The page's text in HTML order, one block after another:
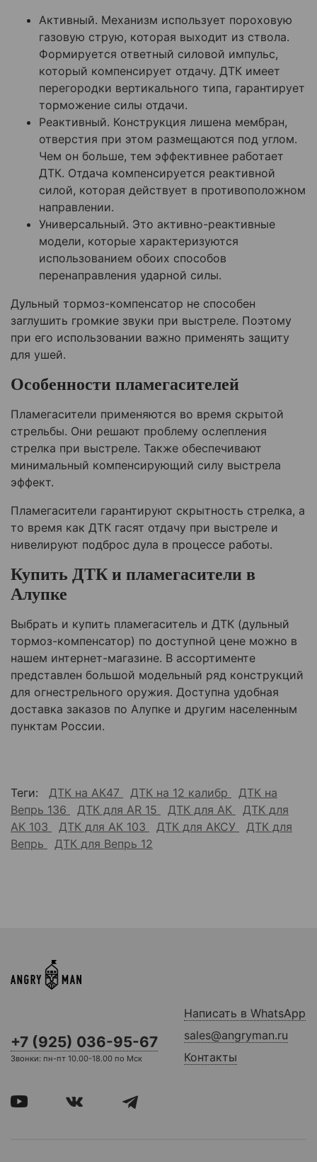
Активный. Механизм использует пороховую
газовую струю, которая выходит из ствола.
Формируется ответный силовой импульс,
который компенсирует отдачу. ДТК имеет
перегородки вертикального типа, гарантирует
торможение силы отдачи.
Реактивный. Конструкция лишена мембран,
отверстия при этом размещаются под углом.
Чем он больше, тем эффективнее работает
ДТК. Отдача компенсируется реактивной
силой, которая действует в противоположном
направлении.
Универсальный. Это активно-реактивные
модели, которые характеризуются
использованием обоих способов
перенаправления ударной силы.
Дульный тормоз-компенсатор не способен
заглушить громкие звуки при выстреле. Поэтому
при его использовании важно применять защиту
для ушей.
Особенности пламегасителей
Пламегасители применяются во время скрытой
стрельбы. Они решают проблему ослепления
стрелка при выстреле. Также обеспечивают
минимальный компенсирующий силу выстрела
эффект.
Пламегасители гарантируют скрытность стрелка, а
то время как ДТК гасят отдачу при выстреле и
нивелируют подброс дула в процессе работы.
Купить ДТК и пламегасители в
Алупке
Выбрать и купить пламегаситель и ДТК (дульный
тормоз-компенсатор) по доступной цене можно в
нашем интернет-магазине. В ассортименте
представлен большой модельный ряд конструкций
для огнестрельного оружия. Доступна удобная
доставка заказов по Алупке и другим населенным
пунктам России.
Теги: ДТК на АК47 ДТК на 12 калибр
ДТК на
Вепрь 136
ДТК для AR 15 ДТК для АК
ДТК для
АК 103
ДТК для АК 103 ДТК для АКСУ
ДТК для
Вепрь
ДТК для Вепрь 12
+7 (925) 036-95-67
Звонки: пн-пт 10.00-18.00 по Мск
Написать в WhatsApp
sales@angryman.ru
Контакты